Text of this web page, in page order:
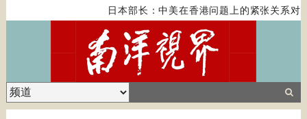
日本部长：中美在香港问题上的紧张关系对全